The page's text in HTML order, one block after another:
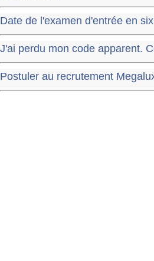
Date de l'examen d'entrée en
J'ai perdu mon code apparent.
Postuler au recrutement